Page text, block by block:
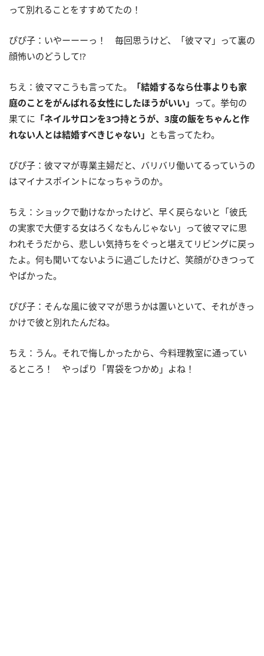
って別れることをすすめてたの！
ぴぴ子：いやーーーっ！ 毎回思うけど、「彼ママ」って裏の
顔怖いのどうして!?
ちえ：彼ママこうも言ってた。
「結婚するなら仕事よりも家
庭のことをがんばれる女性にしたほうがいい」 って。挙句の
果てに 「ネイルサロンを3つ持とうが、3度の飯をちゃんと作
れない人とは結婚すべきじゃない」 とも言ってたわ。
ぴぴ子：彼ママが専業主婦だと、バリバリ働いてるっていうの
はマイナスポイントになっちゃうのか。
ちえ：ショックで動けなかったけど、早く戻らないと「彼氏
の実家で大便する女はろくなもんじゃない」って彼ママに思
われそうだから、悲しい気持ちをぐっと堪えてリビングに戻っ
たよ。何も聞いてないように過ごしたけど、笑顔がひきつって
やばかった。
ぴぴ子：そんな風に彼ママが思うかは置いといて、それがきっ
かけで彼と別れたんだね。
ちえ：うん。それで悔しかったから、今料理教室に通ってい
るところ！ やっぱり「胃袋をつかめ」よね！